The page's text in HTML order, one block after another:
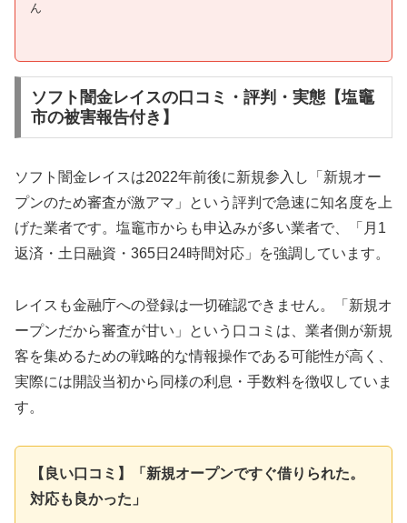
ん
ソフト闇金レイスの口コミ・評判・実態【塩竈
市の被害報告付き】
ソフト闇金レイスは2022年前後に新規参入し「新規オー
プンのため審査が激アマ」という評判で急速に知名度を上
げた業者です。塩竈市からも申込みが多い業者で、「月1
返済・土日融資・365日24時間対応」を強調しています。
レイスも金融庁への登録は一切確認できません。「新規オ
ープンだから審査が甘い」という口コミは、業者側が新規
客を集めるための戦略的な情報操作である可能性が高く、
実際には開設当初から同様の利息・手数料を徴収していま
す。
【良い口コミ】「新規オープンですぐ借りられた。
対応も良かった」